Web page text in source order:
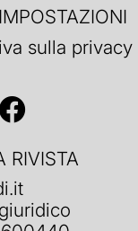
sulla privacy
RIVISTA